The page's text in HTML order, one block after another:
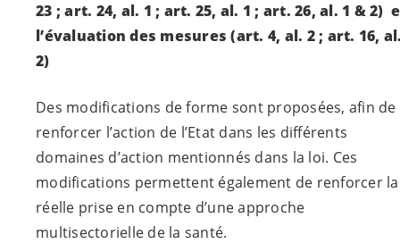
23 ; art. 24, al. 1 ; art. 25, al. 1 ; art. 26, al. 1 & 2)
l’évaluation des mesures(art. 4, al. 2 ; art. 16,
2)
Des modifications de forme sont proposées, afin de
renforcer l’action de l’Etat dans les différents
domaines d’action mentionnés dans la loi. Ces
modifications permettent également de renforcer la
réelle prise en compte d’une approche
multisectorielle de la santé.